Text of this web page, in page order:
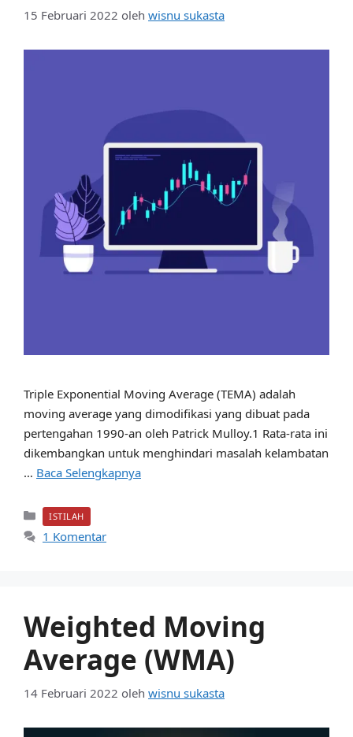
15 Februari 2022 oleh wisnu sukasta
Triple Exponential Moving Average (TEMA) adalah
moving average yang dimodifikasi yang dibuat pada
pertengahan 1990-an oleh Patrick Mulloy.1 Rata-rata ini
dikembangkan untuk menghindari masalah kelambatan
… Baca Selengkapnya
Kategori
ISTILAH
1 Komentar
Weighted Moving
Average (WMA)
14 Februari 2022 oleh wisnu sukasta